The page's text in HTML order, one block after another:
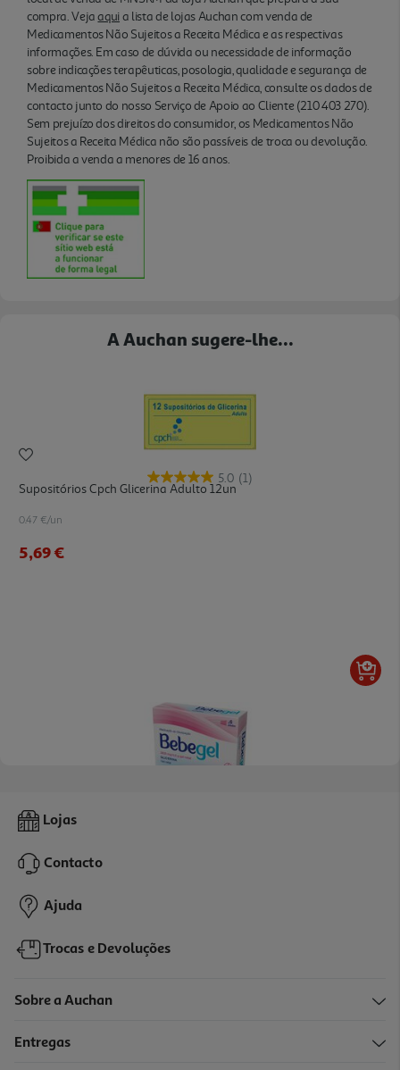
compra. Vejaaquia lista de lojas Auchan com venda de
Medicamentos Não Sujeitos a Receita Médica e as respectivas
informações. Em caso de dúvida ou necessidade de informação
sobre indicações terapêuticas, posologia, qualidade e segurança de
Medicamentos Não Sujeitos a Receita Médica, consulte os dados de
contacto junto do nosso Serviço de Apoio ao Cliente (210 403 270).
Sem prejuízo dos direitos do consumidor, os Medicamentos Não
Sujeitos a Receita Médica não são passíveis de troca ou devolução.
Proibida a venda a menores de 16 anos.
A Auchan sugere-lhe...
5.0 (1)
Supositórios Cpch Glicerina Adulto 12un
0.47 €/un
5,69 €
Gel Bebegel Retal 3830mg/4.5g 6un
7,15 €
Lojas
Contacto
Ajuda
Trocas e Devoluções
Sobre a Auchan
Entregas